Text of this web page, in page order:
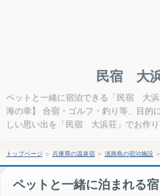
民宿 大
ペットと一緒に宿泊できる「民宿 大
海の幸】 合宿・ゴルフ・釣り等、目的
しい思い出を「民宿 大浜荘」でお作り
トップページ ＞ 兵庫県の温泉宿＞ 淡路島の宿泊施設＞
ペットと一緒に泊まれる